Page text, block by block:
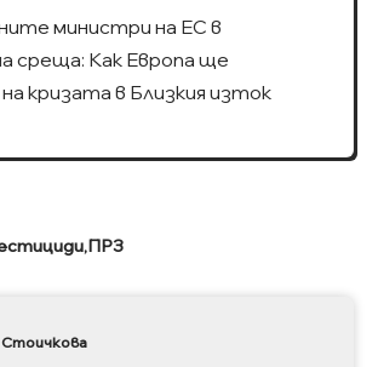
министри на ЕС в
среща: Как Европа ще
кризата в Близкия изток
ПРЗ